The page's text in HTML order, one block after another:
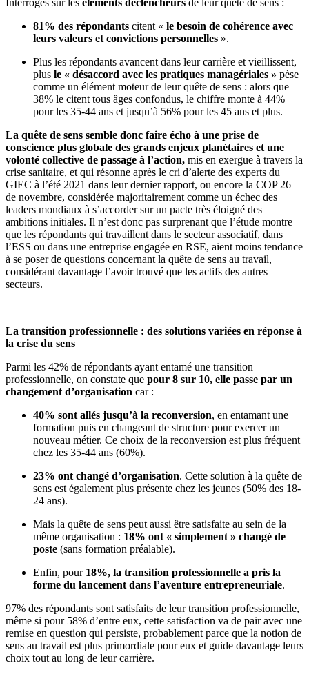
81% des répondants citent « le besoin de cohérence avec
leurs valeurs et convictions personnelles ».
Plus les répondants avancent dans leur carrière et vieillissent,
plus le « désaccord avec les pratiques managériales » pèse
comme un élément moteur de leur quête de sens : alors que
38% le citent tous âges confondus, le chiffre monte à 44%
pour les 35-44 ans et jusqu’à 56% pour les 45 ans et plus.
La quête de sens semble donc faire écho à une prise de
conscience plus globale des grands enjeux planétaires et une
volonté collective de passage à l’action, mis en exergue à travers la
crise sanitaire, et qui résonne après le cri d’alerte des experts du
GIEC à l’été 2021 dans leur dernier rapport, ou encore la COP 26
de novembre, considérée majoritairement comme un échec des
leaders mondiaux à s’accorder sur un pacte très éloigné des
ambitions initiales. Il n’est donc pas surprenant que l’étude montre
que les répondants qui travaillent dans le secteur associatif, dans
l’ESS ou dans une entreprise engagée en RSE, aient moins tendance
à se poser de questions concernant la quête de sens au travail,
considérant davantage l’avoir trouvé que les actifs des autres
secteurs.
La transition professionnelle : des solutions variées en réponse à
la crise du sens
Parmi les 42% de répondants ayant entamé une transition
professionnelle, on constate que pour 8 sur 10, elle passe par un
changement d’organisation car :
40% sont allés jusqu’à la reconversion, en entamant une
formation puis en changeant de structure pour exercer un
nouveau métier. Ce choix de la reconversion est plus fréquent
chez les 35-44 ans (60%).
23% ont changé d’organisation. Cette solution à la quête de
sens est également plus présente chez les jeunes (50% des 18-
24 ans).
Mais la quête de sens peut aussi être satisfaite au sein de la
même organisation : 18% ont « simplement » changé de
poste (sans formation préalable).
Enfin, pour 18%, la transition professionnelle a pris la
forme du lancement dans l’aventure entrepreneuriale.
97% des répondants sont satisfaits de leur transition professionnelle,
même si pour 58% d’entre eux, cette satisfaction va de pair avec une
remise en question qui persiste, probablement parce que la notion de
sens au travail est plus primordiale pour eux et guide davantage leurs
choix tout au long de leur carrière.